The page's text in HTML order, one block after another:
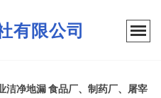
有限公司
洁净地漏 食品厂、制药厂、屠宰